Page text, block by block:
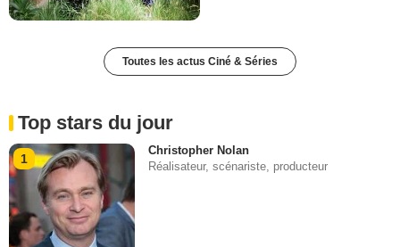
Toutes les actus Ciné & Séries
Top stars du jour
1
Christopher Nolan
Réalisateur, scénariste, producteur